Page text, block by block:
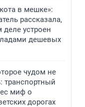
в мешке»:
рассказала,
деле устроен
дешевых
чудом не
транспортный
миф о
дорогах